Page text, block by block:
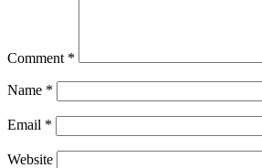
Comment *
Name *
Email *
Website